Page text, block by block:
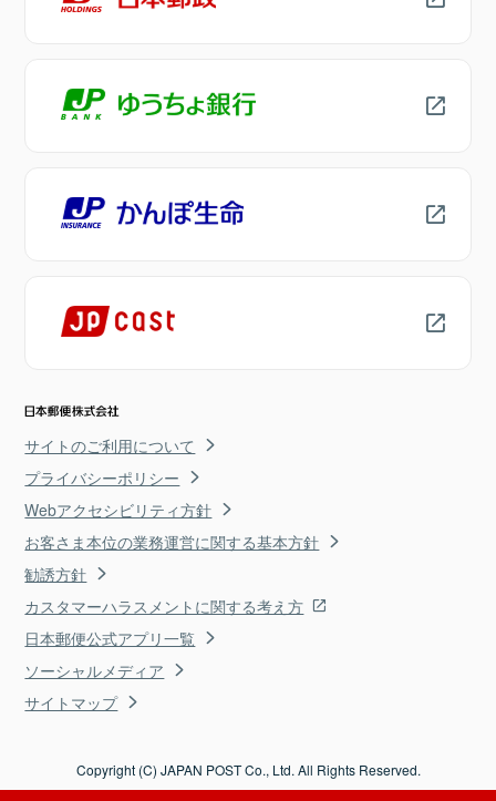
サイトのご利用について
プライバシーポリシー
Webアクセシビリティ方針
お客さま本位の業務運営に関する基本方針
勧誘方針
カスタマーハラスメントに関する考え方
日本郵便公式アプリ一覧
ソーシャルメディア
サイトマップ
Copyright (C) JAPAN POST Co., Ltd. All Rights Reserved.